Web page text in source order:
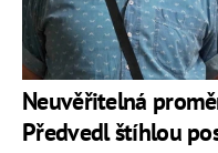
Neuvěřitelná
Předvedl štíhlou